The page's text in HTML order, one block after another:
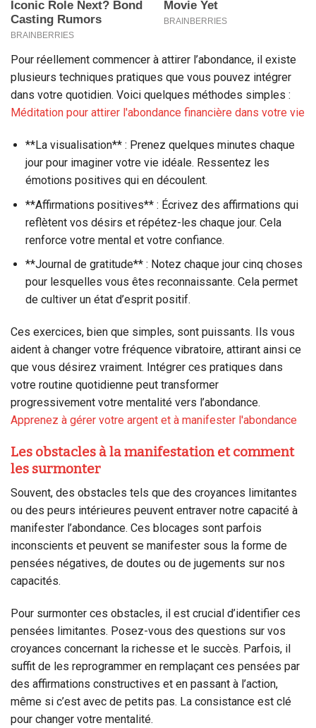
Pour réellement commencer à attirer l’abondance, il existe
plusieurs techniques pratiques que vous pouvez intégrer
dans votre quotidien. Voici quelques méthodes simples :
Méditation pour attirer l'abondance financière dans votre vie
**La visualisation** : Prenez quelques minutes chaque
jour pour imaginer votre vie idéale. Ressentez les
émotions positives qui en découlent.
**Affirmations positives** : Écrivez des affirmations qui
reflètent vos désirs et répétez-les chaque jour. Cela
renforce votre mental et votre confiance.
**Journal de gratitude** : Notez chaque jour cinq choses
pour lesquelles vous êtes reconnaissante. Cela permet
de cultiver un état d’esprit positif.
Ces exercices, bien que simples, sont puissants. Ils vous
aident à changer votre fréquence vibratoire, attirant ainsi ce
que vous désirez vraiment. Intégrer ces pratiques dans
votre routine quotidienne peut transformer
progressivement votre mentalité vers l’abondance.
Apprenez à gérer votre argent et à manifester l'abondance
Les obstacles à la manifestation et comment
les surmonter
Souvent, des obstacles tels que des croyances limitantes
ou des peurs intérieures peuvent entraver notre capacité à
manifester l’abondance. Ces blocages sont parfois
inconscients et peuvent se manifester sous la forme de
pensées négatives, de doutes ou de jugements sur nos
capacités.
Pour surmonter ces obstacles, il est crucial d’identifier ces
pensées limitantes. Posez-vous des questions sur vos
croyances concernant la richesse et le succès. Parfois, il
suffit de les reprogrammer en remplaçant ces pensées par
des affirmations constructives et en passant à l’action,
même si c’est avec de petits pas. La consistance est clé
pour changer votre mentalité.